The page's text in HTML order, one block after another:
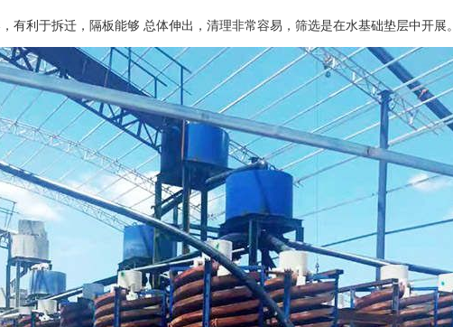
有利于拆迁，隔板能够 总体伸出，清理非常容易，筛选是在水基础垫层中开展。